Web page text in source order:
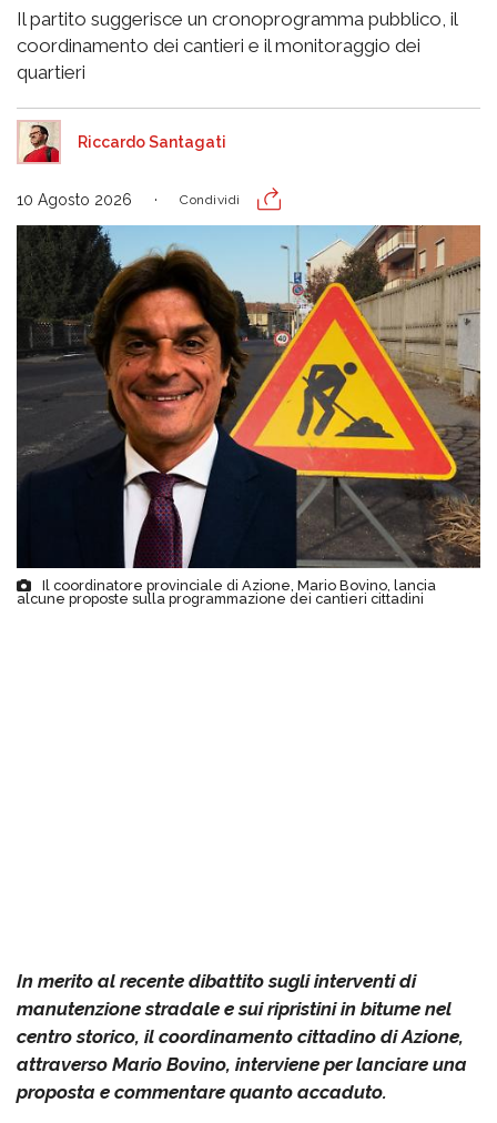
Il partito suggerisce un cronoprogramma pubblico, il
coordinamento dei cantieri e il monitoraggio dei
quartieri
Riccardo Santagati
10 Agosto 2026 Condividi
Il coordinatore provinciale di Azione, Mario Bovino, lancia
alcune proposte sulla programmazione dei cantieri cittadini
In merito al recente dibattito sugli interventi di
manutenzione stradale e sui ripristini in bitume nel
centro storico, il coordinamento cittadino di Azione,
attraverso Mario Bovino, interviene per lanciare una
proposta e commentare quanto accaduto.